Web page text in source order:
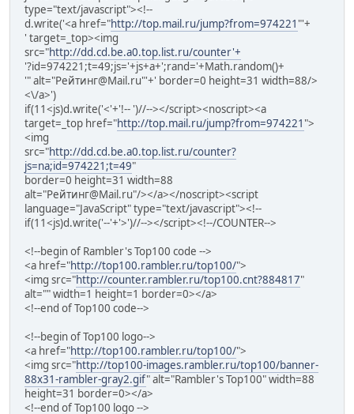
type="text/javascript"><!--
d.write('<a href="http://top.mail.ru/jump?from=974221 "'+
' target=_top><img
src="http://dd.cd.be.a0.top.list.ru/counter'+
'?id=974221;t=49;js='+js+a+';rand='+Math.random()+
'" alt="Рейтинг@Mail.ru"'+' border=0 height=31 width=88/>
<\/a>')
if(11<js)d.write('<'+'!-- ')//--></script><noscript><a
target=_top href="http://top.mail.ru/jump?from=974221 ">
<img
src="http://dd.cd.be.a0.top.list.ru/counter?
js=na;id=974221;t=49"
border=0 height=31 width=88
alt="Рейтинг@Mail.ru"/></a></noscript><script
language="JavaScript" type="text/javascript"><!--
if(11<js)d.write('--'+'>')//--></script><!--/COUNTER-->
<!--begin of Rambler's Top100 code -->
<a href="http://top100.rambler.ru/top100/">
<img src="http://counter.rambler.ru/top100.cnt?884817"
alt="" width=1 height=1 border=0></a>
<!--end of Top100 code-->
<!--begin of Top100 logo-->
<a href="http://top100.rambler.ru/top100/">
<img src="http://top100-images.rambler.ru/top100/banner-
88x31-rambler-gray2.gif" alt="Rambler's Top100" width=88
height=31 border=0></a>
<!--end of Top100 logo -->